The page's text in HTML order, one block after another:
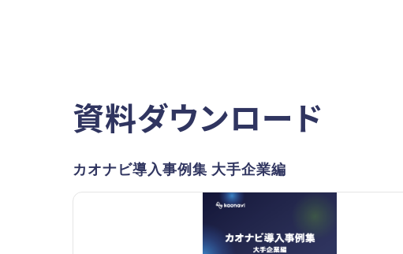
資料ダウンロード
カオナビ導入事例集 大手企業編